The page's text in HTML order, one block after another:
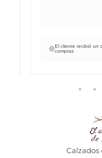
El cliente recibió un
compras